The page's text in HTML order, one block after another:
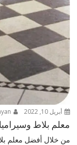
أبريل 10, 2022
معلم بلاط وسيراميك حي
من خلال أفضل معلم